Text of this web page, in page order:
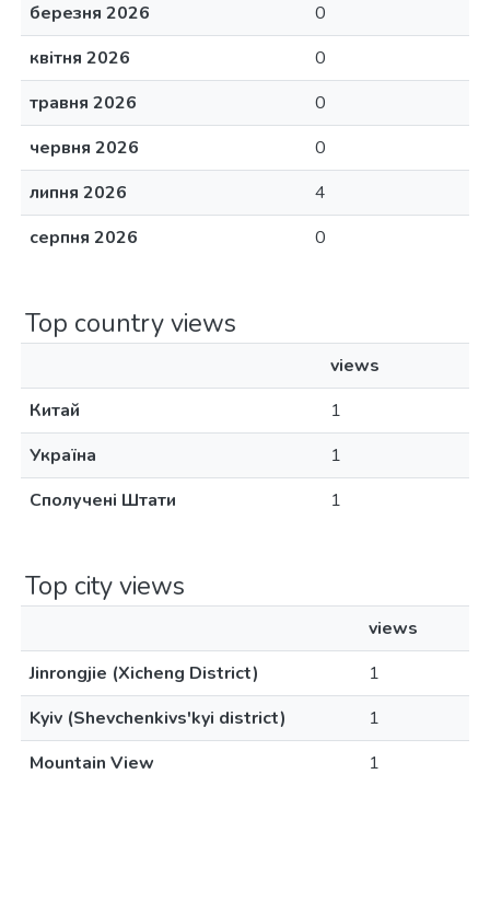
березня 2026
0
квітня 2026
0
травня 2026
0
червня 2026
0
липня 2026
4
серпня 2026
0
Top country views
views
Китай
1
Україна
1
Сполучені Штати
1
Top city views
views
Jinrongjie (Xicheng District)
1
Kyiv (Shevchenkivs'kyi district)
1
Mountain View
1